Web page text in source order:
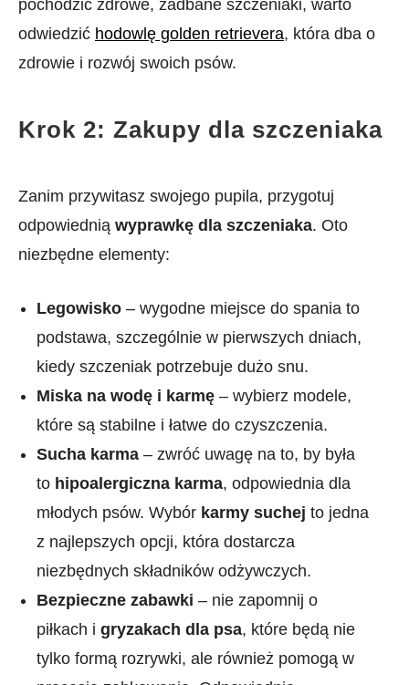
pochodzić zdrowe, zadbane szczeniaki, warto
odwiedzić hodowlę golden retrievera, która dba o
zdrowie i rozwój swoich psów.
Krok 2: Zakupy dla szczeniaka
Zanim przywitasz swojego pupila, przygotuj
odpowiednią wyprawkę dla szczeniaka. Oto
niezbędne elementy:
Legowisko – wygodne miejsce do spania to
podstawa, szczególnie w pierwszych dniach,
kiedy szczeniak potrzebuje dużo snu.
Miska na wodę i karmę – wybierz modele,
które są stabilne i łatwe do czyszczenia.
Sucha karma – zwróć uwagę na to, by była
to hipoalergiczna karma, odpowiednia dla
młodych psów. Wybór karmy suchej to jedna
z najlepszych opcji, która dostarcza
niezbędnych składników odżywczych.
Bezpieczne zabawki – nie zapomnij o
piłkach i gryzakach dla psa, które będą nie
tylko formą rozrywki, ale również pomogą w